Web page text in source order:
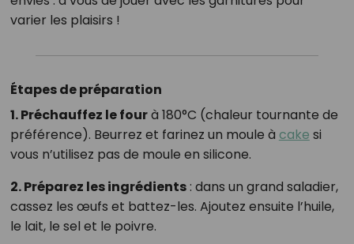
varier les plaisirs !
Étapes de préparation
1. Préchauffez le fourà 180°C (chaleur tournante de
préférence). Beurrez et farinez un moule à cake si
vous n’utilisez pas de moule en silicone.
2. Préparez les ingrédients: dans un grand saladier,
cassez les œufs et battez-les. Ajoutez ensuite l’huile,
le lait, le sel et le poivre.